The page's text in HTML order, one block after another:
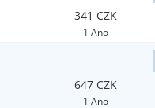
341 CZK
1 Ano
647 CZK
1 Ano